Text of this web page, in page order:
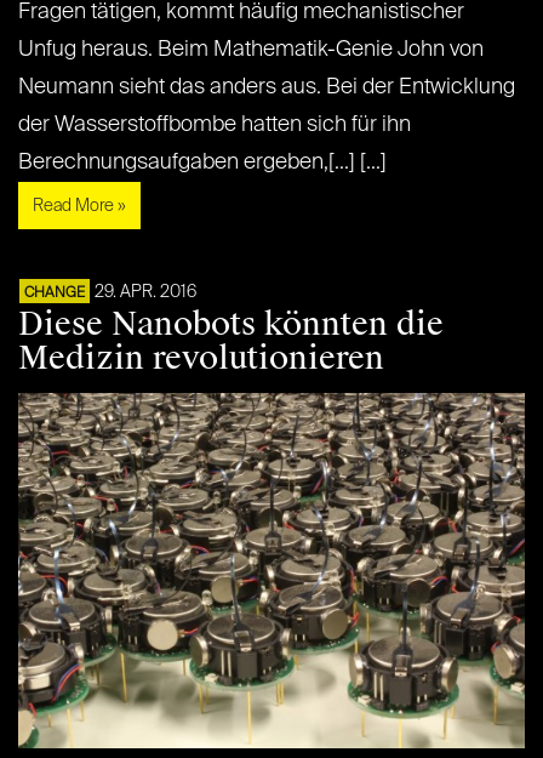
Fragen tätigen, kommt häufig mechanistischer
Unfug heraus. Beim Mathematik-Genie John von
Neumann sieht das anders aus. Bei der Entwicklung
der Wasserstoffbombe hatten sich für ihn
Berechnungsaufgaben ergeben,[...] [...]
Read More »
CHANGE 29. APR. 2016
Diese Nanobots könnten die
Medizin revolutionieren